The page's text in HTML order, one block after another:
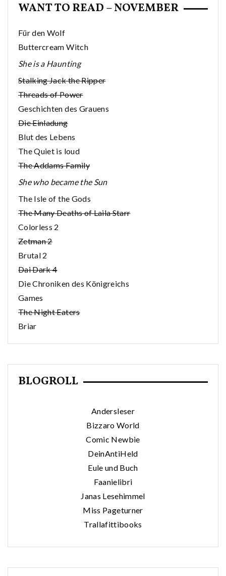
WANT TO READ – NOVEMBER
Für den Wolf
Buttercream Witch
She is a Haunting
Stalking Jack the Ripper
Threads of Power
Geschichten des Grauens
Die Einladung
Blut des Lebens
The Quiet is loud
The Addams Family
She who became the Sun
The Isle of the Gods
The Many Deaths of Laila Starr
Colorless 2
Zetman 2
Brutal 2
Dai Dark 4
Die Chroniken des Königreichs
Games
The Night Eaters
Briar
BLOGROLL
Andersleser
Bizzaro World
Comic Newbie
DeinAntiHeld
Eule und Buch
Faanielibri
Janas Lesehimmel
Miss Pageturner
Trallafittibooks